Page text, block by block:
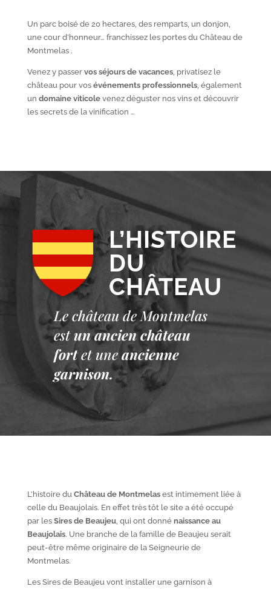
Un parc boisé de 20 hectares, des remparts, un donjon,
une cour d’honneur… franchissez les portes du Château de
Montmelas .
Venez y passer vos séjours de vacances, privatisez le
château pour vos événements professionnels, également
un domaine viticolevenez déguster nos vins et découvrir
les secrets de la vinification …
L’HISTOIRE
DU
CHÂTEAU
Le château de Montmelas
est un ancien château
fort et une ancienne
garnison.
L’histoire duChâteau de Montmelasest intimement liée à
celle du Beaujolais. En effet très tôt le site a été occupé
par les Sires de Beaujeu, qui ont donné naissance au
Beaujolais. Une branche de la famille de Beaujeu serait
peut-être même originaire de la Seigneurie de
Montmelas.
Les Sires de Beaujeu vont installer une garnison à